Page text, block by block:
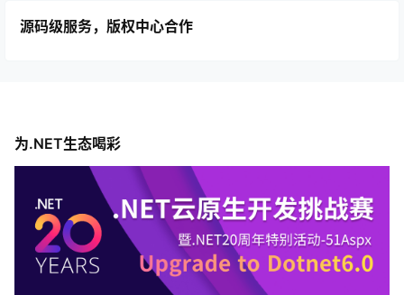
源码级服务，版权中心合作
为.NET生态喝彩